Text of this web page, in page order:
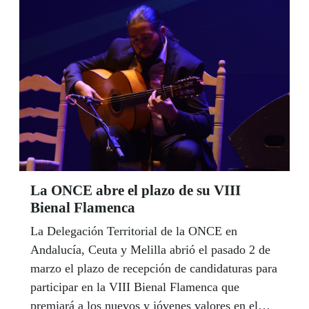
convocatoria de becas para el estudio de idiomas
en el extranjero a todo el año 2020.
La ONCE abre el plazo de su VIII
Bienal Flamenca
La Delegación Territorial de la ONCE en
Andalucía, Ceuta y Melilla abrió el pasado 2 de
marzo el plazo de recepción de candidaturas para
participar en la VIII Bienal Flamenca que
premiará a los nuevos y jóvenes valores en el